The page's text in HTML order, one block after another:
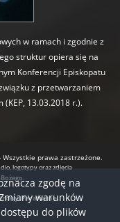
w ramach i zgodnie z
struktur opiera się na
Konferencji Episkopatu
z przetwarzaniem
13.03.2018 r.).
Wszystkie prawa zastrzeżone.
logotypy oraz zdjęcia
Parafialne
zgodę na
warunków
do plików